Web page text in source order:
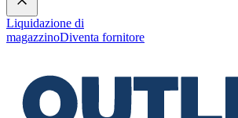
Liquidazione di
magazzinoDiventa fornitore